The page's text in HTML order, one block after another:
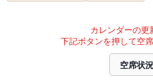
カレンダーの更
下記ボタンを押して空
空席状